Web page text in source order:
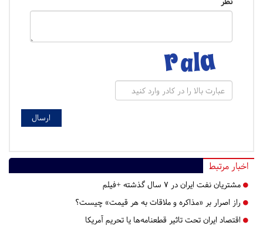
اخبار مرتبط
مشتریان نفت ایران در ۷ سال گذشته +فیلم
راز اصرار بر «مذاکره و ملاقات به هر قیمت» چیست؟
اقتصاد ایران تحت تاثیر قطعنامه‌ها یا تحریم‌ آمریکا